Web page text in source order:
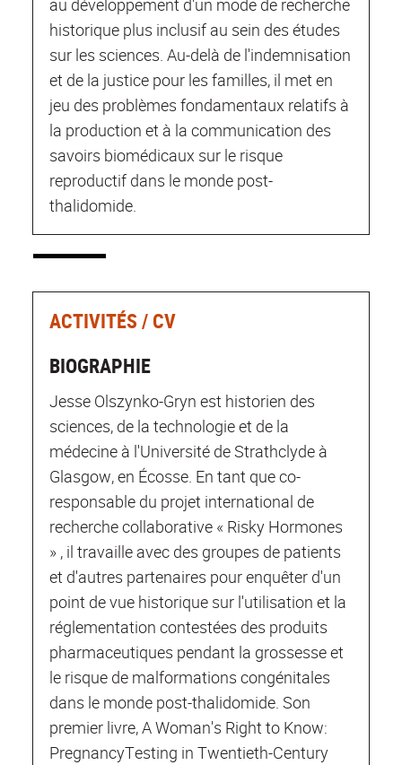
au développement d'un mode de recherche
historique plus inclusif au sein des études
sur les sciences. Au-delà de l'indemnisation
et de la justice pour les familles, il met en
jeu des problèmes fondamentaux relatifs à
la production et à la communication des
savoirs biomédicaux sur le risque
reproductif dans le monde post-
thalidomide.
ACTIVITÉS / CV
BIOGRAPHIE
Jesse Olszynko-Gryn est historien des
sciences, de la technologie et de la
médecine à l'Université de Strathclyde à
Glasgow, en Écosse. En tant que co-
responsable du projet international de
recherche collaborative « Risky Hormones
» , il travaille avec des groupes de patients
et d'autres partenaires pour enquêter d'un
point de vue historique sur l'utilisation et la
réglementation contestées des produits
pharmaceutiques pendant la grossesse et
le risque de malformations congénitales
dans le monde post-thalidomide. Son
premier livre, A Woman's Right to Know:
PregnancyTesting in Twentieth-Century